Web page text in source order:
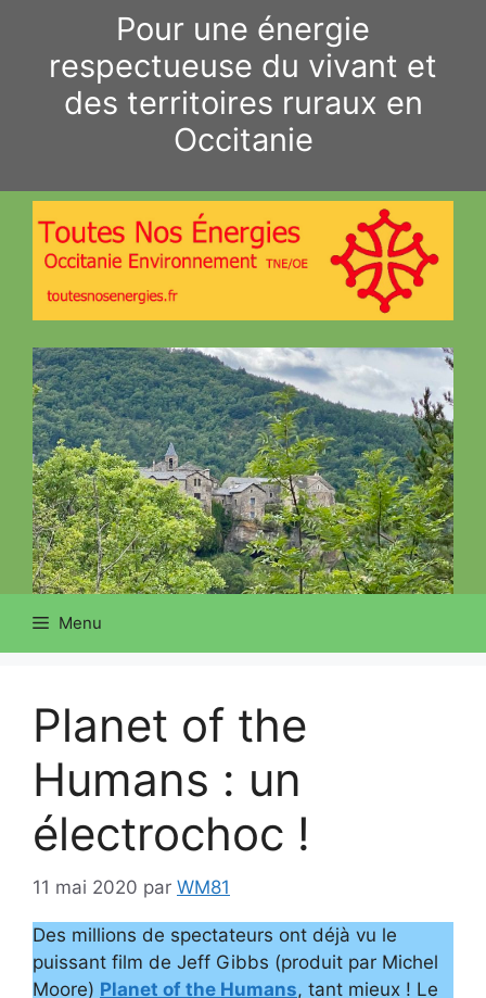
contenu
Pour une énergie
respectueuse du vivant et
des territoires ruraux en
Occitanie
Menu
Planet of the
Humans : un
électrochoc !
11 mai 2020 par WM81
Des millions de spectateurs ont déjà vu le
puissant film de Jeff Gibbs (produit par Michel
Moore) Planet of the Humans, tant mieux ! Le